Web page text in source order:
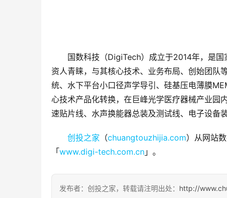
国数科技（DigiTech）成立于2014年，是
资人青睐，与其核心技术、业务布局、创始团队
统、水下平台小口径声学导引、硅基压电薄膜
心技术产品化转换，在巨峰光学医疗器械产业园
速贴片线、水声换能器总装及测试线、电子设备
创投之家 （chuangtouzhijia.com）从网站
「www.digi-tech.com.cn 」。
发布者：创投之家，转载请注明出处： http://